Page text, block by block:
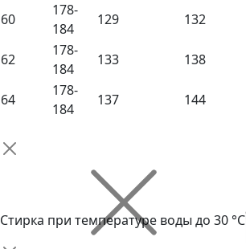
60
178-
184
129 132
62
178-
184
133 138
64
178-
184
137 144
Стирка при температуре воды до 30 °C